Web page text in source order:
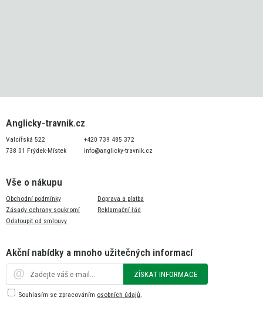
Anglicky-travnik.cz
Valcířská 522
738 01 Frýdek-Místek
+420 739 485 372
info@anglicky-travnik.cz
Vše o nákupu
Obchodní podmínky
Zásady ochrany soukromí
Odstoupit od smlouvy
Doprava a platba
Reklamační řád
Akční nabídky a mnoho užitečných informací
ZÍSKAT INFORMACE
Souhlasím se zpracováním osobních údajů